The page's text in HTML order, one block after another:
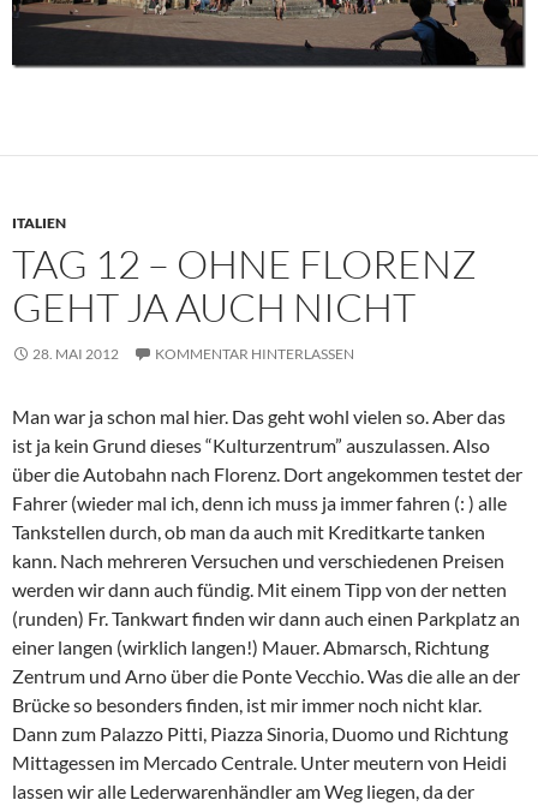
ITALIEN
TAG 12 – OHNE FLORENZ
GEHT JA AUCH NICHT
28. MAI 2012 KOMMENTAR HINTERLASSEN
Man war ja schon mal hier. Das geht wohl vielen so. Aber das
ist ja kein Grund dieses “Kulturzentrum” auszulassen. Also
über die Autobahn nach Florenz. Dort angekommen testet der
Fahrer (wieder mal ich, denn ich muss ja immer fahren (: ) alle
Tankstellen durch, ob man da auch mit Kreditkarte tanken
kann. Nach mehreren Versuchen und verschiedenen Preisen
werden wir dann auch fündig. Mit einem Tipp von der netten
(runden) Fr. Tankwart finden wir dann auch einen Parkplatz an
einer langen (wirklich langen!) Mauer. Abmarsch, Richtung
Zentrum und Arno über die Ponte Vecchio. Was die alle an der
Brücke so besonders finden, ist mir immer noch nicht klar.
Dann zum Palazzo Pitti, Piazza Sinoria, Duomo und Richtung
Mittagessen im Mercado Centrale. Unter meutern von Heidi
lassen wir alle Lederwarenhändler am Weg liegen, da der